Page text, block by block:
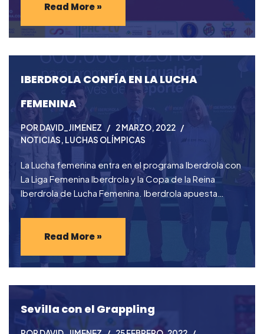
Read More »
IBERDROLA CONFÍA EN LA LUCHA
FEMENINA
PORDAVID_JIMENEZ
2 MARZO, 2022
NOTICIAS, LUCHAS OLÍMPICAS
La Lucha femenina entra en el programa Iberdrola con
La Liga Femenina Iberdrola y la Copa de la Reina
Iberdrola de Lucha Femenina. Iberdrola apuesta…
Read More »
Sevilla con el Grappling